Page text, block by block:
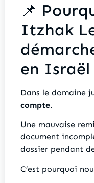
📌
Itzhak
en Israël
Dans le domaine
compte.
Une mauvaise
document
dossier pendant
C’est pourquoi